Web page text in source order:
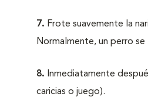
7. Frote suavemente la
Normalmente, un perro
8. Inmediatamente
caricias o juego).